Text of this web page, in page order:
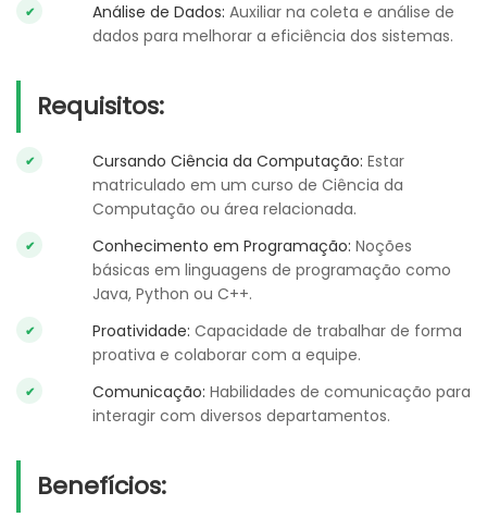
Análise de Dados: Auxiliar na coleta e análise de
dados para melhorar a eficiência dos sistemas.
Requisitos:
Cursando Ciência da Computação: Estar
matriculado em um curso de Ciência da
Computação ou área relacionada.
Conhecimento em Programação: Noções
básicas em linguagens de programação como
Java, Python ou C++.
Proatividade: Capacidade de trabalhar de forma
proativa e colaborar com a equipe.
Comunicação: Habilidades de comunicação para
interagir com diversos departamentos.
Benefícios: